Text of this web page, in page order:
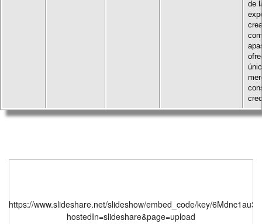
de
https://www.slideshare.net/slideshow/embed_code/key/
hostedIn=slideshare&page=upload